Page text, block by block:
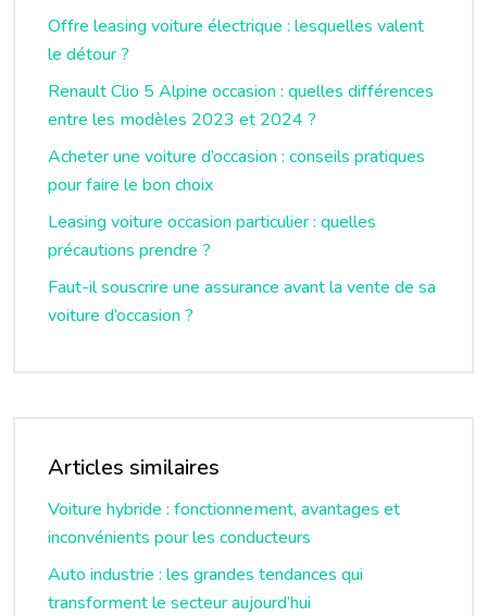
Offre leasing voiture électrique : lesquelles valent
le détour ?
Renault Clio 5 Alpine occasion : quelles différences
entre les modèles 2023 et 2024 ?
Acheter une voiture d’occasion : conseils pratiques
pour faire le bon choix
Leasing voiture occasion particulier : quelles
précautions prendre ?
Faut-il souscrire une assurance avant la vente de sa
voiture d’occasion ?
Articles similaires
Voiture hybride : fonctionnement, avantages et
inconvénients pour les conducteurs
Auto industrie : les grandes tendances qui
transforment le secteur aujourd’hui